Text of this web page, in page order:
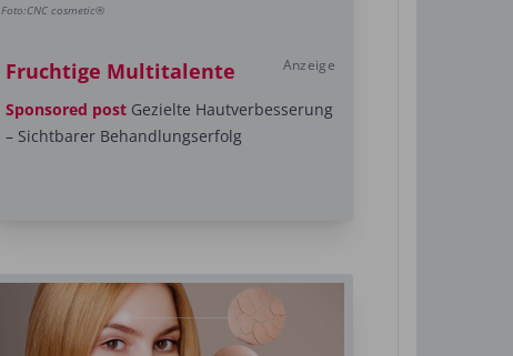
Foto:CNC cosmetic®
Fruchtige Multitalente Anzeige
Sponsored postGezielte Hautverbesserung
– Sichtbarer Behandlungserfolg